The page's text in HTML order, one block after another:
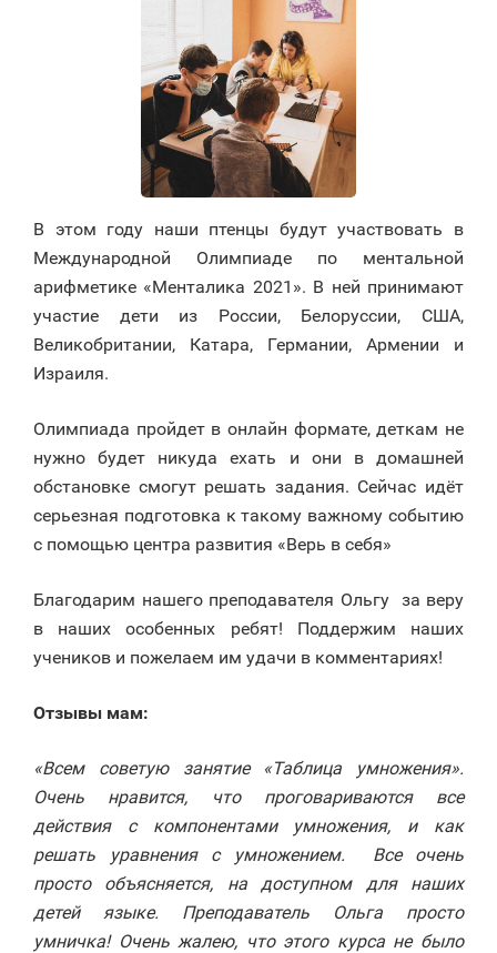
В этом году наши птенцы будут участвовать в
Международной Олимпиаде по ментальной
арифметике «Менталика 2021». В ней принимают
участие дети из России, Белоруссии, США,
Великобритании, Катара, Германии, Армении и
Израиля.
Олимпиада пройдет в онлайн формате, деткам не
нужно будет никуда ехать и они в домашней
обстановке смогут решать задания. Сейчас идёт
серьезная подготовка к такому важному событию
с помощью центра развития «Верь в себя»
Благодарим нашего преподавателя Ольгу за веру
в наших особенных ребят! Поддержим наших
учеников и пожелаем им удачи в комментариях!
Отзывы мам:
«Всем советую занятие «Таблица умножения».
Очень нравится, что проговариваются все
действия с компонентами умножения, и как
решать уравнения с умножением. Все очень
просто объясняется, на доступном для наших
детей языке. Преподаватель Ольга просто
умничка! Очень жалею, что этого курса не было